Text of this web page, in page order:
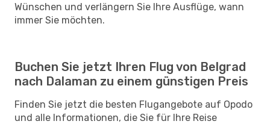
Wünschen und verlängern Sie Ihre Ausflüge, wann
immer Sie möchten.
Buchen Sie jetzt Ihren Flug von Belgrad
nach Dalaman zu einem günstigen Preis
Finden Sie jetzt die besten Flugangebote auf Opodo
und alle Informationen, die Sie für Ihre Reise